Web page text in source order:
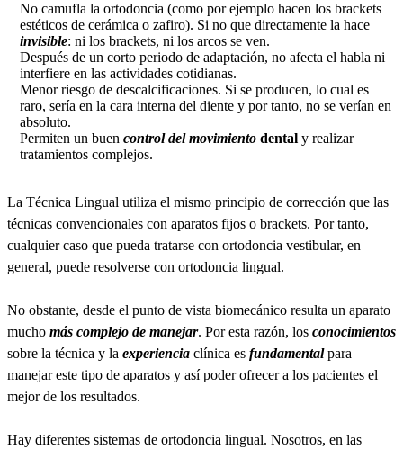
No camufla la ortodoncia (como por ejemplo hacen los brackets
estéticos de cerámica o zafiro). Si no que directamente la hace
invisible: ni los brackets, ni los arcos se ven.
Después de un corto periodo de adaptación, no afecta el habla ni
interfiere en las actividades cotidianas.
Menor riesgo de descalcificaciones. Si se producen, lo cual es
raro, sería en la cara interna del diente y por tanto, no se verían en
absoluto.
Permiten un buen control del movimiento dental y realizar
tratamientos complejos.
La Técnica Lingual utiliza el mismo principio de corrección que las
técnicas convencionales con aparatos fijos o brackets. Por tanto,
cualquier caso que pueda tratarse con ortodoncia vestibular, en
general, puede resolverse con ortodoncia lingual.
No obstante, desde el punto de vista biomecánico resulta un aparato
mucho más complejo de manejar. Por esta razón, los conocimientos
sobre la técnica y la experiencia clínica es fundamentalpara
manejar este tipo de aparatos y así poder ofrecer a los pacientes el
mejor de los resultados.
Hay diferentes sistemas de ortodoncia lingual. Nosotros, en las